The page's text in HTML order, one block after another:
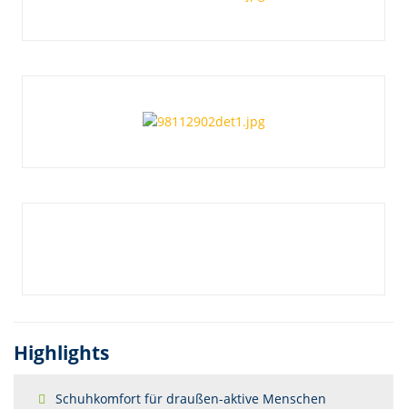
Highlights
Schuhkomfort für draußen-aktive Menschen